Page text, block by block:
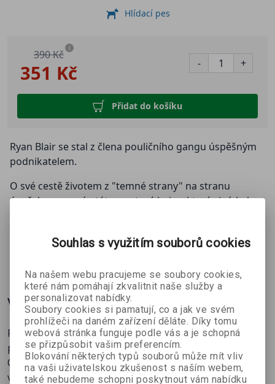
351 Kč
390 Kč i
- +
Přidat do košíku
Hlídací pes
Ryan Blair se stal z člena pouličního gangu úspěšným
podnikatelem.
O své cestě životem z "temné strany" na stranu
úspěchu vypraví v této poutavé knize, která si získala
podnikatelem.)
Více o knize
Ryan Blair se stal z člena pouličního gangu úspěšným
podnikatelem.
O své cestě životem z "temné strany" na stranu úspěchu
vypraví v této poutavé knize, která si získala mnoho
Souhlas s využitím souborů cookies
Na našem webu pracujeme se soubory cookies,
které nám pomáhají zkvalitnit naše služby a
personalizovat nabídky.
Soubory cookies si pamatují, co a jak ve svém
prohlížeči na daném zařízení děláte. Díky tomu
webová stránka funguje podle vás a je schopná
se přizpůsobit vašim preferencím.
Blokování některých typů souborů může mít vliv
na vaši uživatelskou zkušenost s naším webem,
také nebudeme schopni poskytnout vám nabídku